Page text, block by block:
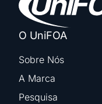
O UniFOA
Sobre Nós
A Marca
Pesquisa